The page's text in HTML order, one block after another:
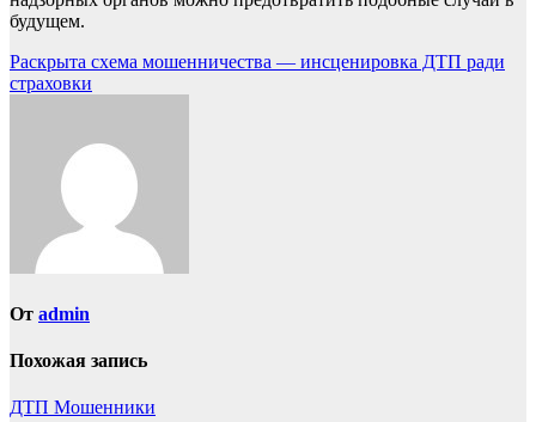
будущем.
Навигация
по
Раскрыта схема мошенничества — инсценировка ДТП ради
страховки
От admin
Похожая запись
ДТП Мошенники